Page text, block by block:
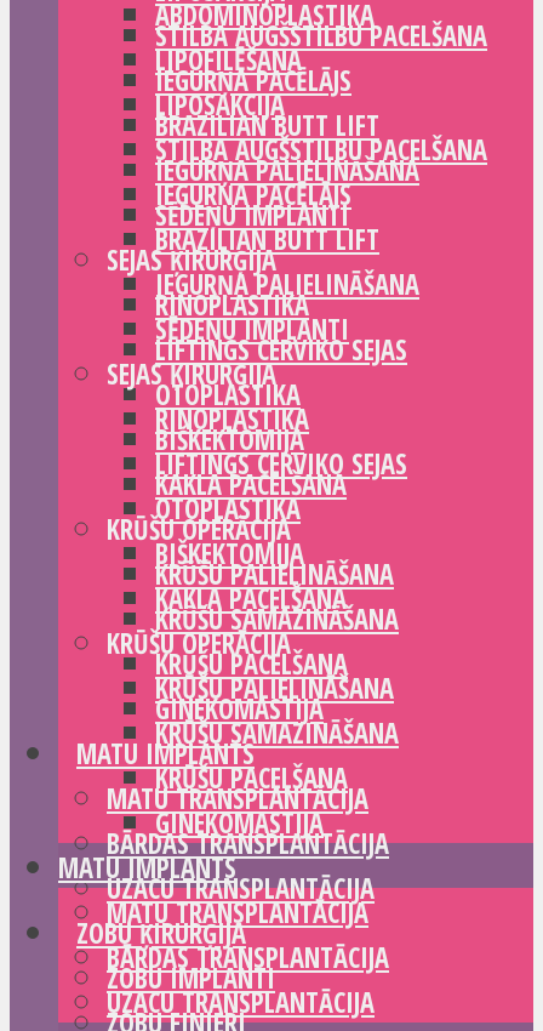
STILBA AUGŠSTILBU PACELŠANA
IEGURŅA PACĒLĀJS
BRAZILIAN BUTT LIFT
IEGURŅA PALIELINĀŠANA
SĒDEŅU IMPLANTI
SEJAS ĶIRURĢIJA
RINOPLASTIKA
LIFTINGS CERVIKO SEJAS
OTOPLASTIKA
BIŠKEKTOMIJA
KAKLA PACELŠANA
KRŪŠU OPERĀCIJA
KRŪŠU PALIELINĀŠANA
KRŪŠU SAMAZINĀŠANA
KRŪŠU PACELŠANA
GINEKOMASTIJA
MATU IMPLANTS
MATU TRANSPLANTĀCIJA
BĀRDAS TRANSPLANTĀCIJA
UZACU TRANSPLANTĀCIJA
ZOBU ĶIRURĢIJA
ZOBU IMPLANTI
ZOBU FINIERI
ABDOMINOPLASTIKA
LIPOFILĒŠANA
LIPOSAKCIJA
STILBA AUGŠSTILBU PACELŠANA
IEGURŅA PACĒLĀJS
BRAZILIAN BUTT LIFT
IEGURŅA PALIELINĀŠANA
SĒDEŅU IMPLANTI
SEJAS ĶIRURĢIJA
RINOPLASTIKA
LIFTINGS CERVIKO SEJAS
OTOPLASTIKA
BIŠKEKTOMIJA
KAKLA PACELŠANA
KRŪŠU OPERĀCIJA
KRŪŠU PALIELINĀŠANA
KRŪŠU SAMAZINĀŠANA
KRŪŠU PACELŠANA
GINEKOMASTIJA
MATU IMPLANTS
MATU TRANSPLANTĀCIJA
BĀRDAS TRANSPLANTĀCIJA
UZACU TRANSPLANTĀCIJA